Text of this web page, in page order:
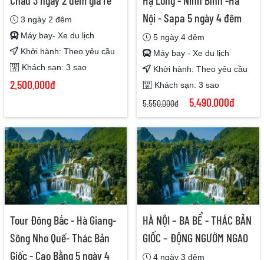
3 ngày 2 đêm
Máy bay- Xe du lịch
Khởi hành: Theo yêu cầu
Khách sạn: 3 sao
2.500.000đ
Nội - Sapa 5 ngày 4 đêm
5 ngày 4 đêm
Máy bay - Xe du lịch
Khởi hành: Theo yêu cầu
Khách sạn: 3 sao
5.550.000đ 5.490.000đ
Tour Đông Bắc - Hà Giang-
Sông Nho Quế- Thác Bản
Giốc - Cao Bằng 5 ngày 4
HÀ NỘI – BA BỂ - THÁC BẢN
GIỐC – ĐỘNG NGƯỜM NGAO
4 ngày 3 đêm